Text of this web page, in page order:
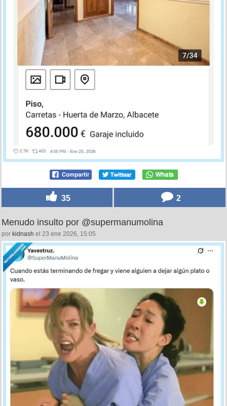
35 2
Menudo insulto por @supermanumolina
kidnashel 23 ene 2026, 15:05